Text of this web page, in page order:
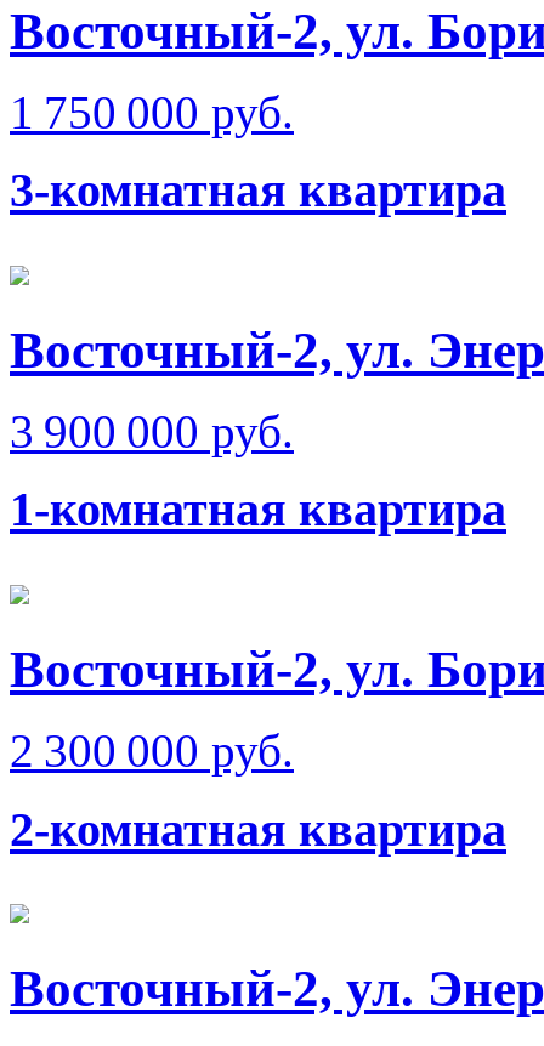
Восточный-2, ул.
1 750 000 руб.
3-комнатная квартира
Восточный-2, ул.
3 900 000 руб.
1-комнатная квартира
Восточный-2, ул.
2 300 000 руб.
2-комнатная квартира
Восточный-2, ул.